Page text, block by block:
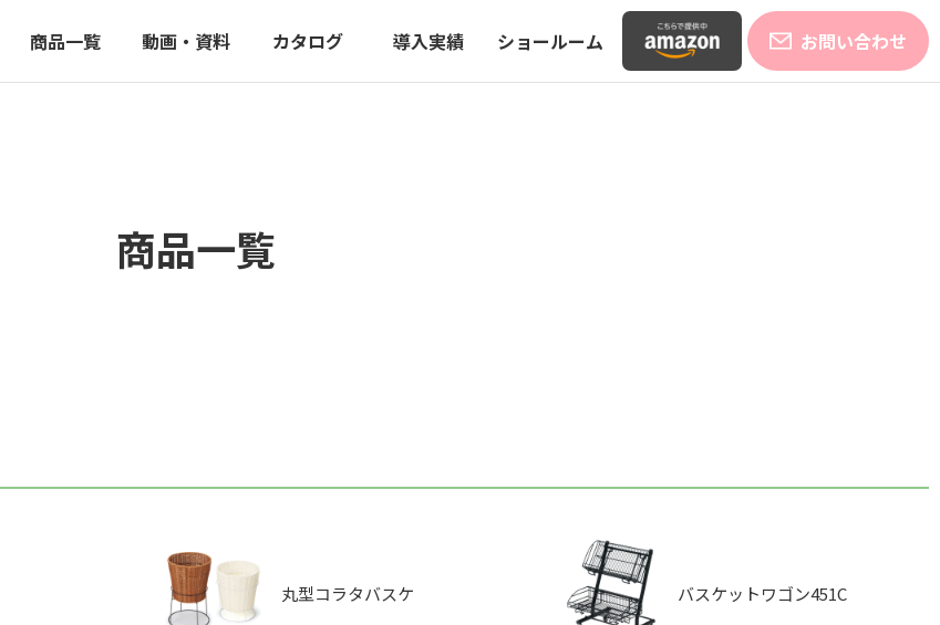
商品一覧 動画・資料 カタログ 導入実績 ショールーム お問い合わせ
商品一覧
丸型コラタバスケ バスケットワゴン451C